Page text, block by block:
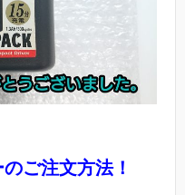
ご注文方法！